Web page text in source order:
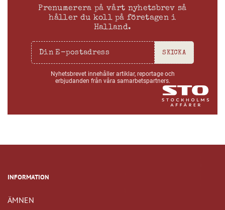
Prenumerera på vårt nyhetsbrev så
håller du koll på företagen i
Halland.
SKICKA
Nyhetsbrevet innehåller artiklar, reportage och
erbjudanden från våra samarbetspartners.
INFORMATION
ÄMNEN